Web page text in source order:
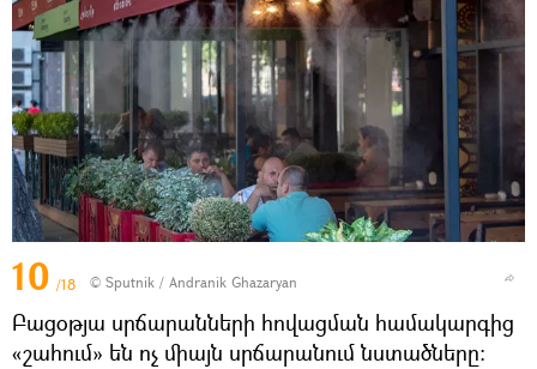
10 /18 © Sputnik / Andranik Ghazaryan
Բացօթյա սրճարանների հովացման համակարգից
«շահում» են ոչ միայն սրճարանում նստածները։